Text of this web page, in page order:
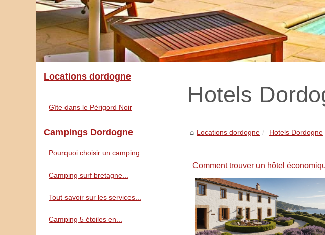
Hotels
Locations dordogne Hotels Dordogne
Comment trouver un hôtel
Locations dordogne
Gîte dans le Périgord Noir
Campings Dordogne
Pourquoi choisir un camping...
Camping surf bretagne...
Tout savoir sur les services...
Camping 5 étoiles en...